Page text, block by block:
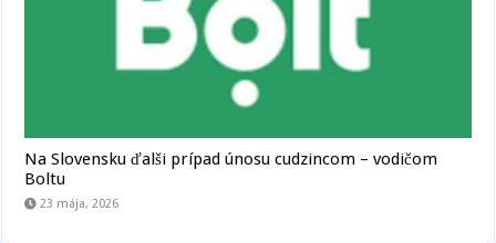
Na Slovensku ďalši prípad únosu cudzincom – vodičom
Boltu
23 mája, 2026